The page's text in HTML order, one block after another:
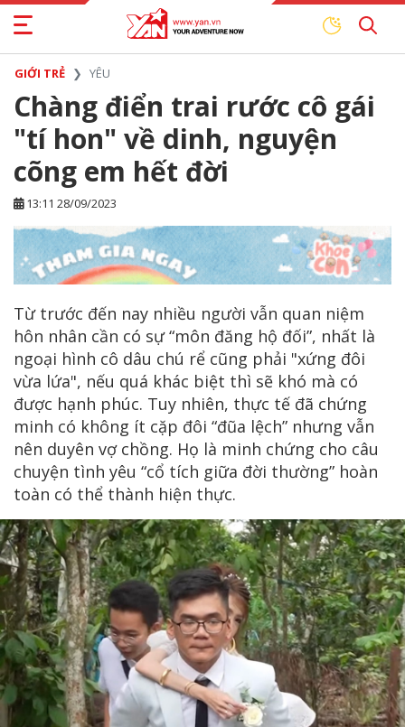
GIỚI TRẺ YÊU
Chàng điển trai rước cô gái
"tí hon" về dinh, nguyện
cõng em hết đời
13:11 28/09/2023
Từ trước đến nay nhiều người vẫn quan niệm
hôn nhân cần có sự “môn đăng hộ đối”, nhất là
ngoại hình cô dâu chú rể cũng phải "xứng đôi
vừa lứa", nếu quá khác biệt thì sẽ khó mà có
được hạnh phúc. Tuy nhiên, thực tế đã chứng
minh có không ít cặp đôi “đũa lệch” nhưng vẫn
nên duyên vợ chồng. Họ là minh chứng cho câu
chuyện tình yêu “cổ tích giữa đời thường” hoàn
toàn có thể thành hiện thực.